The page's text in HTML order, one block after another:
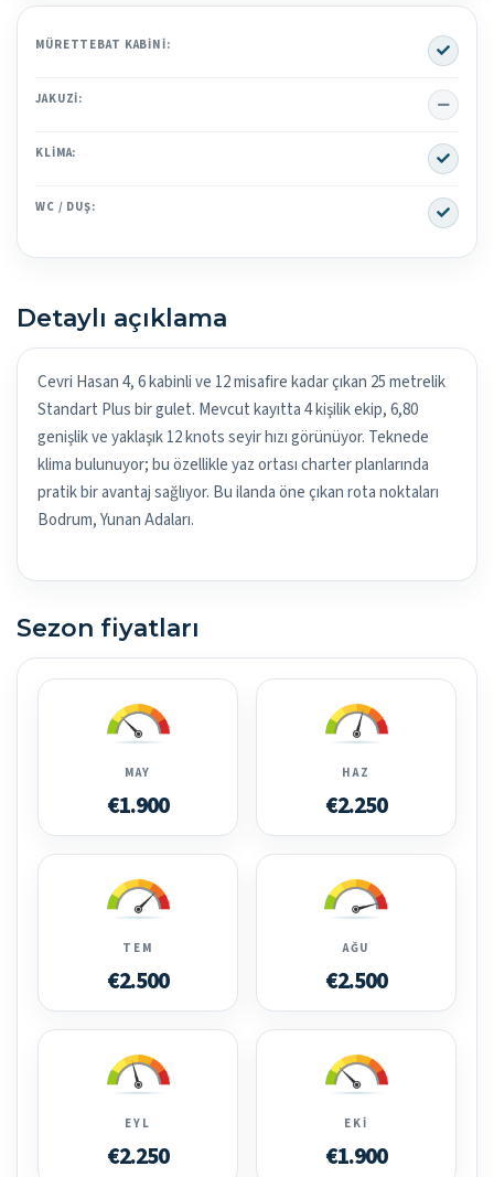
MÜRETTEBAT KABINI: Yes
JAKUZI: No
KLIMA: Yes
WC / DUŞ: Yes
Detaylı açıklama
Cevri Hasan 4, 6 kabinli ve 12 misafire kadar çıkan 25 metrelik
Standart Plus bir gulet. Mevcut kayıtta 4 kişilik ekip, 6,80
genişlik ve yaklaşık 12 knots seyir hızı görünüyor. Teknede
klima bulunuyor; bu özellikle yaz ortası charter planlarında
pratik bir avantaj sağlıyor. Bu ilanda öne çıkan rota noktaları
Bodrum, Yunan Adaları.
Sezon fiyatları
MAY
€1.900
HAZ
€2.250
TEM
€2.500
AĞU
€2.500
EYL
€2.250
EKI
€1.900